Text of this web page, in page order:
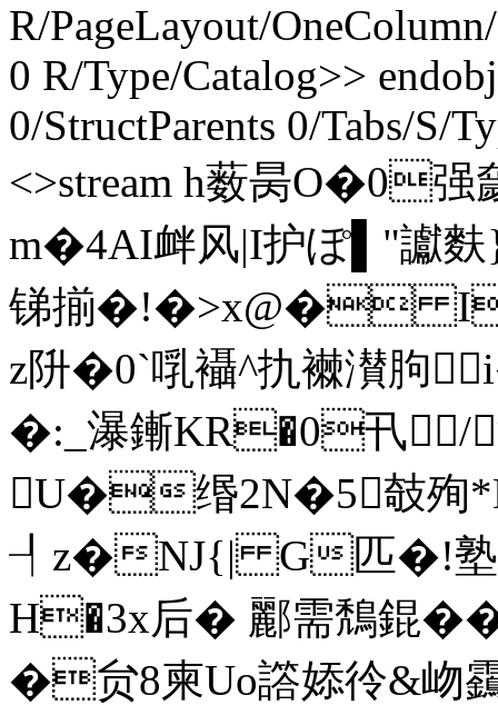
R/PageLayout/
0 R/Type/Catalog>>
0/StructParents 0/Tabs/S/
<>stream h薮昺O�0
m�4AI衅风|I护ぽ▌"讞
锑揃�!�>x@�
z阩�0`啂襵^扏襋濽胊
�:_瀑鏩KR�0卂/
U�缗2N�5攲殉
┦ z�NJ{| G匹�!塾
H�3x后� 酈需鵚錕
�贠8柬Uo譗婖彾&岉